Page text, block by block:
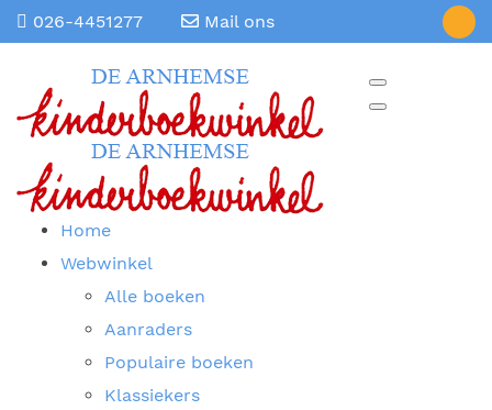
026-4451277 Mail ons
Home
Webwinkel
Alle boeken
Aanraders
Populaire boeken
Klassiekers